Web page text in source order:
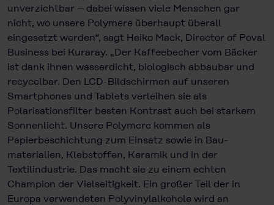
unverzichtbar – dabei wissen viele Menschen gar
nicht, wo unsere Polymere überhaupt überall
eingesetzt werden“, sagt Heiko Mack, Director of Poval
Business bei Kuraray. „Der Kaffee­­becher vom Bäcker
ist dank ihnen wasserdicht, biologisch abbaubar und
recycelbar. Den LCD-Bildschirmen auf unseren
Smartphones und Tablets verlei­hen sie als
Polarisationsfilter besten Kontrast auch bei starkem
Sonnenlicht. Unsere Polymere kommen als
Papierbeschichtung zum Einsatz sowie in Bau­
materialien, Klebstoffen, Keramik und in der
Textilindustrie. Das macht sie zu einem echten
Champion der Vielseitigkeit. Ein großer Teil der in
Europa ver­wendeten Polyvinylalkohole wird an